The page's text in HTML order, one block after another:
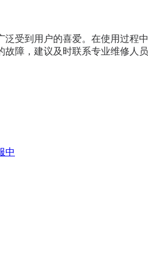
受到用户的喜爱。在使用过
障，建议及时联系专业维修
中